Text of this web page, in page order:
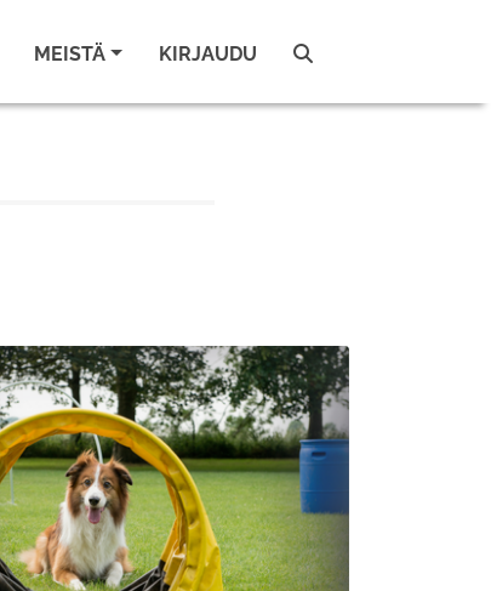
MEISTÄ KIRJAUDU